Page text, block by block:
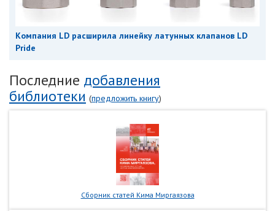
Компания LD расширила линейку латунных клапанов LD
Pride
Последние добавления
библиотеки (предложить книгу)
Сборник статей Кима Миргаязова